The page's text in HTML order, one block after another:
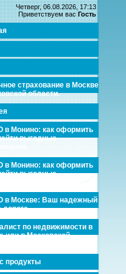
Четверг, 06.08.2026, 17:13
Приветствуем вас Гость
страхование в Москве
области.
в Монино: как оформить
выгодные
в Монино: как оформить
выгодные
в Москве: Ваш надежный
дороге
по недвижимости в
или в Московской
продукты